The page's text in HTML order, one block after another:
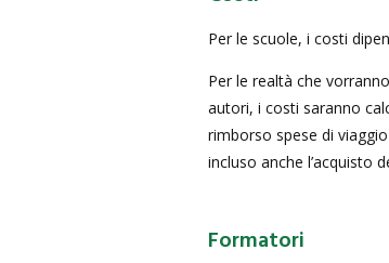
Per le scuole, i costi
Per le realtà che
autori, i costi saranno
rimborso spese di
incluso anche l’acquisto
Formatori